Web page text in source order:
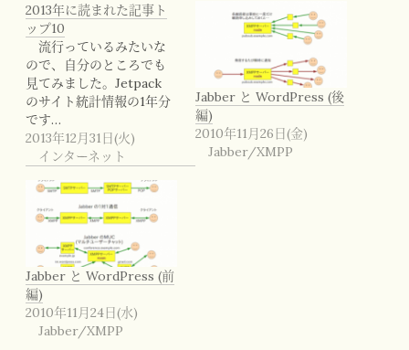
2013年に読まれた記事ト
ップ10
流行っているみたいな
ので、自分のところでも
見てみました。Jetpack
のサイト統計情報の1年分
です…
2013年12月31日(火)
インターネット
Jabber と WordPress (後
編)
2010年11月26日(金)
Jabber/XMPP
Jabber と WordPress (前
編)
2010年11月24日(水)
Jabber/XMPP